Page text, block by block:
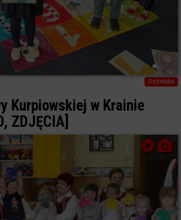
0
Ostrołęka
Kurpiowskiej w Krainie
ZDJĘCIA]